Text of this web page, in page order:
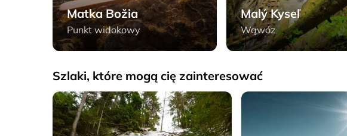
Matka Božia
Punkt widokowy
Malý Kyseľ
Wąwóz
Szlaki, które mogą cię zainteresować
do LetanovcówKláštorská roklina - Pętla z Podlesok Havrania skala - Pętla